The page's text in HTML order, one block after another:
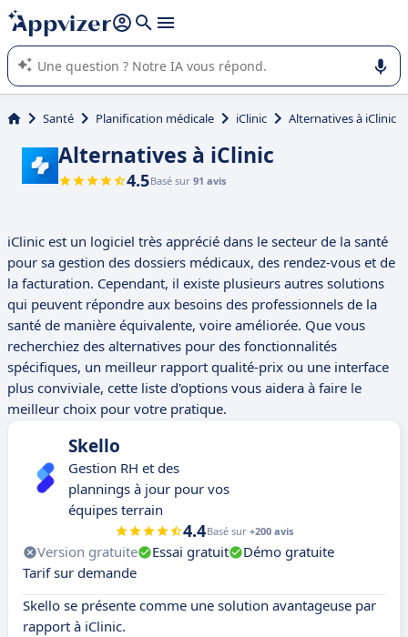
répondre (plusieurs lignes avec
L'IA de Appvizer vous guide dans l'utilisation ou la sélection de
logiciel SaaS en entreprise.
Santé Planification médicale iClinic Alternatives à iClinic
Alternatives à iClinic
4.5Basé sur 91 avis
iClinic est un logiciel très apprécié dans le secteur de la santé
pour sa gestion des dossiers médicaux, des rendez-vous et de
la facturation. Cependant, il existe plusieurs autres solutions
qui peuvent répondre aux besoins des professionnels de la
santé de manière équivalente, voire améliorée. Que vous
recherchiez des alternatives pour des fonctionnalités
spécifiques, un meilleur rapport qualité-prix ou une interface
plus conviviale, cette liste d'options vous aidera à faire le
meilleur choix pour votre pratique.
Skello
Gestion RH et des
plannings à jour pour vos
équipes terrain
4.4Basé sur +200 avis
Version gratuite Essai gratuit
Démo gratuite
Tarif sur demande
Skello se présente comme une solution avantageuse par
rapport à iClinic.